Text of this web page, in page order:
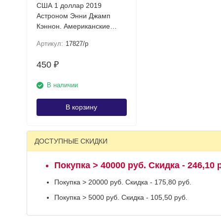
США 1 доллар 2019
Астроном Энни Джамп
Кэннон. Американские
Артикул: 17827/p
450 ₽
В наличии
В корзину
ДОСТУПНЫЕ СКИДКИ
Покупка > 40000 руб. Скидка - 246,10
Покупка > 20000 руб. Скидка - 175,80 руб.
Покупка > 5000 руб. Скидка - 105,50 руб.